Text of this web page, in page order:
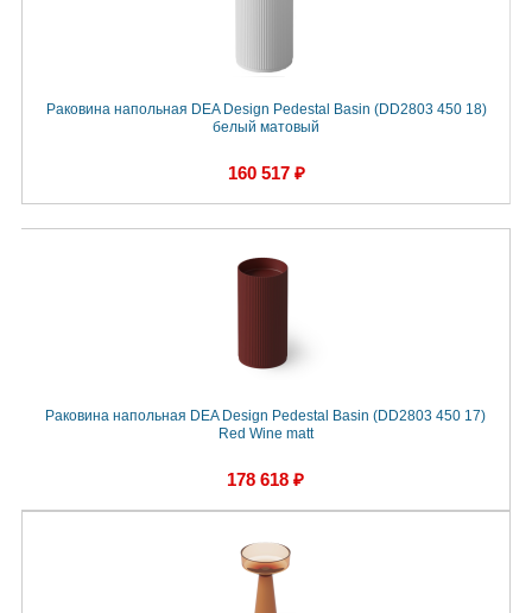
Раковина напольная DEA Design Pedestal Basin (DD2803 450 18)
белый матовый
160 517 ₽
Раковина напольная DEA Design Pedestal Basin (DD2803 450 17)
Red Wine matt
178 618 ₽